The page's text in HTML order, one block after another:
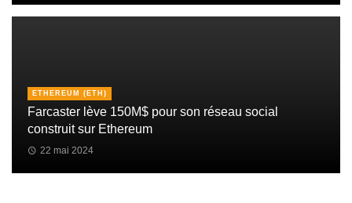
ETHEREUM (ETH)
Farcaster lève 150M$ pour son réseau social
construit sur Ethereum
22 mai 2024